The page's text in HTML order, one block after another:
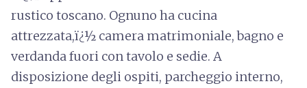
rustico toscano. Ognuno ha cucina
attrezzata,ï¿½ camera matrimoniale, bagno e
verdanda fuori con tavolo e sedie. A
disposizione degli ospiti, parcheggio interno,